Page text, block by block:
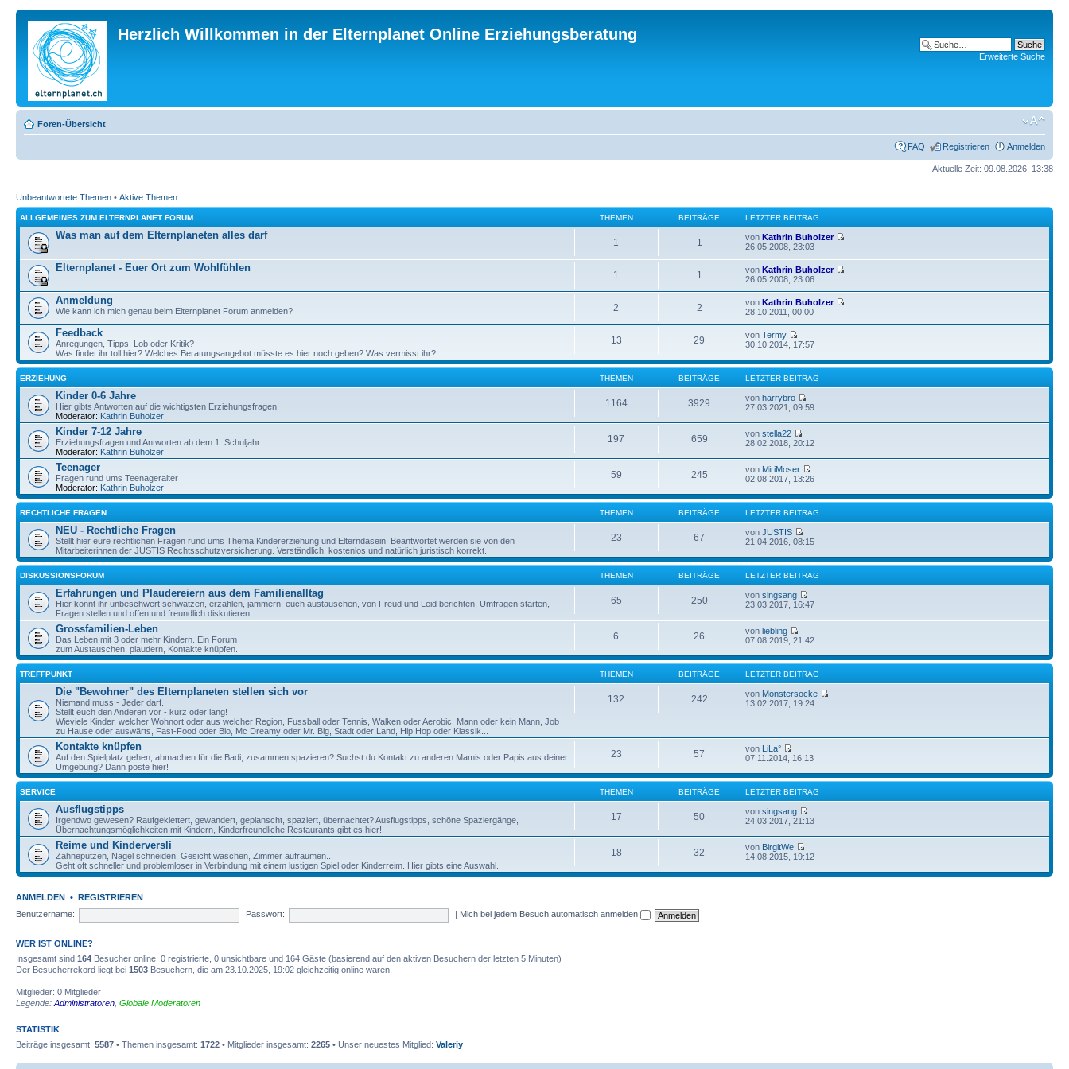
Herzlich Willkommen in der Elternplanet Online Erziehungsberatung
Erweiterte Suche
Foren-Übersicht
FAQ Registrieren Anmelden
Aktuelle Zeit: 09.08.2026, 13:38
Unbeantwortete Themen • Aktive Themen
ALLGEMEINES ZUM ELTERNPLANET FORUM THEMEN BEITRÄGE LETZTER BEITRAG
Was man auf dem Elternplaneten alles darf
1 1 vonKathrin Buholzer
26.05.2008, 23:03
Elternplanet - Euer Ort zum Wohlfühlen
1 1 vonKathrin Buholzer
26.05.2008, 23:06
Anmeldung
Wie kann ich mich genau beim Elternplanet Forum anmelden? 2 2 vonKathrin Buholzer
28.10.2011, 00:00
Feedback
Anregungen, Tipps, Lob oder Kritik?
Was findet ihr toll hier? Welches Beratungsangebot müsste es hier noch geben? Was vermisst ihr?
13 29 vonTermy
30.10.2014, 17:57
ERZIEHUNG THEMEN BEITRÄGE LETZTER BEITRAG
Kinder 0-6 Jahre
Hier gibts Antworten auf die wichtigsten Erziehungsfragen
Moderator: Kathrin Buholzer
1164 3929 vonharrybro
27.03.2021, 09:59
Kinder 7-12 Jahre
Erziehungsfragen und Antworten ab dem 1. Schuljahr
Moderator: Kathrin Buholzer
197 659 vonstella22
28.02.2018, 20:12
Teenager
Fragen rund ums Teenageralter
Moderator: Kathrin Buholzer
59 245 von MiriMoser
02.08.2017, 13:26
RECHTLICHE FRAGEN THEMEN BEITRÄGE LETZTER BEITRAG
NEU - Rechtliche Fragen
Stellt hier eure rechtlichen Fragen rund ums Thema Kindererziehung und Elterndasein. Beantwortet werden sie von den
Mitarbeiterinnen der JUSTIS Rechtsschutzversicherung. Verständlich, kostenlos und natürlich juristisch korrekt.
23 67 vonJUSTIS
21.04.2016, 08:15
DISKUSSIONSFORUM THEMEN BEITRÄGE LETZTER BEITRAG
Erfahrungen und Plaudereiern aus dem Familienalltag
Hier könnt ihr unbeschwert schwatzen, erzählen, jammern, euch austauschen, von Freud und Leid berichten, Umfragen starten,
Fragen stellen und offen und freundlich diskutieren.
65 250 vonsingsang
23.03.2017, 16:47
Grossfamilien-Leben
Das Leben mit 3 oder mehr Kindern. Ein Forum
zum Austauschen, plaudern, Kontakte knüpfen.
6 26 vonliebling
07.08.2019, 21:42
TREFFPUNKT THEMEN BEITRÄGE LETZTER BEITRAG
Die "Bewohner" des Elternplaneten stellen sich vor
Niemand muss - Jeder darf.
Stellt euch den Anderen vor - kurz oder lang!
Wieviele Kinder, welcher Wohnort oder aus welcher Region, Fussball oder Tennis, Walken oder Aerobic, Mann oder kein Mann, Job
zu Hause oder auswärts, Fast-Food oder Bio, Mc Dreamy oder Mr. Big, Stadt oder Land, Hip Hop oder Klassik...
132 242 von Monstersocke
13.02.2017, 19:24
Kontakte knüpfen
Auf den Spielplatz gehen, abmachen für die Badi, zusammen spazieren? Suchst du Kontakt zu anderen Mamis oder Papis aus deiner
Umgebung? Dann poste hier!
23 57 von LiLa°
07.11.2014, 16:13
SERVICE THEMEN BEITRÄGE LETZTER BEITRAG
Ausflugstipps
Irgendwo gewesen? Raufgeklettert, gewandert, geplanscht, spaziert, übernachtet? Ausflugstipps, schöne Spaziergänge,
Übernachtungsmöglichkeiten mit Kindern, Kinderfreundliche Restaurants gibt es hier!
17 50 vonsingsang
24.03.2017, 21:13
Reime und Kinderversli
Zähneputzen, Nägel schneiden, Gesicht waschen, Zimmer aufräumen...
Geht oft schneller und problemloser in Verbindung mit einem lustigen Spiel oder Kinderreim. Hier gibts eine Auswahl.
18 32 von BirgitWe
14.08.2015, 19:12
ANMELDEN • REGISTRIEREN
Benutzername:
Passwort: Mich bei jedem Besuch automatisch anmelden
WER IST ONLINE?
Insgesamt sind 164 Besucher online: 0 registrierte, 0 unsichtbare und 164 Gäste (basierend auf den aktiven Besuchern der letzten 5 Minuten)
Der Besucherrekord liegt bei 1503 Besuchern, die am 23.10.2025, 19:02 gleichzeitig online waren.
Mitglieder: 0 Mitglieder
Legende: Administratoren Globale Moderatoren
STATISTIK
Beiträge insgesamt: 5587 • Themen insgesamt: 1722 • Mitglieder insgesamt: 2265 • Unser neuestes Mitglied: Valeriy